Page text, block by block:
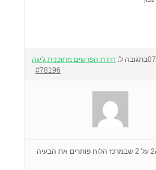
בתגובה ל: חידת הפרשים מתוכנית ג'יגה
#78196
עוד ארבע פרשים בריבוע ה2 על 2 שבמרכז הלוח פותרים את הבעיה